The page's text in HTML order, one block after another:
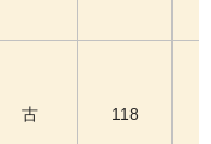
古 118